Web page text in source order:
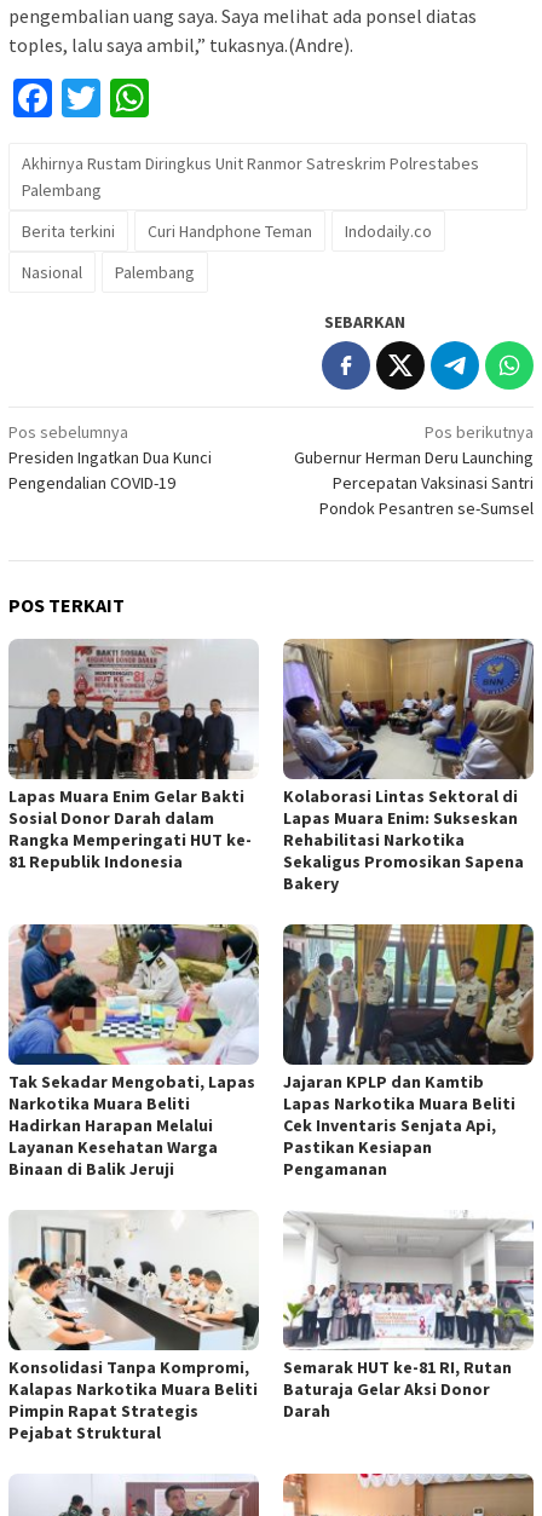
pengembalian uang saya. Saya melihat ada ponsel diatas
toples, lalu saya ambil,” tukasnya.(Andre).
Facebook
Twitter
Akhirnya Rustam Diringkus Unit Ranmor Satreskrim Polrestabes
Palembang
Berita terkini
Curi Handphone Teman
Indodaily.co
Nasional
Palembang
SEBARKAN
Navigasi
pos
Pos sebelumnya
Presiden Ingatkan Dua Kunci
Pengendalian COVID-19
Pos berikutnya
Gubernur Herman Deru Launching
Percepatan Vaksinasi Santri
Pondok Pesantren se-Sumsel
POS TERKAIT
Lapas Muara Enim Gelar Bakti
Sosial Donor Darah dalam
Rangka Memperingati HUT ke-
81 Republik Indonesia
Kolaborasi Lintas Sektoral di
Lapas Muara Enim: Sukseskan
Rehabilitasi Narkotika
Sekaligus Promosikan Sapena
Bakery
Tak Sekadar Mengobati, Lapas
Narkotika Muara Beliti
Hadirkan Harapan Melalui
Layanan Kesehatan Warga
Binaan di Balik Jeruji
Jajaran KPLP dan Kamtib
Lapas Narkotika Muara Beliti
Cek Inventaris Senjata Api,
Pastikan Kesiapan
Pengamanan
Konsolidasi Tanpa Kompromi,
Kalapas Narkotika Muara Beliti
Pimpin Rapat Strategis
Pejabat Struktural
Semarak HUT ke-81 RI, Rutan
Baturaja Gelar Aksi Donor
Darah